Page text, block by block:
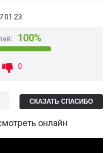
100%
0
СКАЗАТЬ СПАСИБО
онлайн